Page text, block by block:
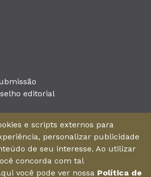
editorial
Educacional Ltda
26
No. 2001 – 11º andar - Bairro
e scripts externos para
personalizar publicidade
de seu interesse. Ao utilizar
concorda com tal
você pode ver nossa Política de